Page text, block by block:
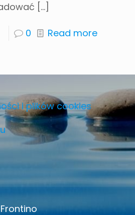
[…]
0 Read more
i plików cookies